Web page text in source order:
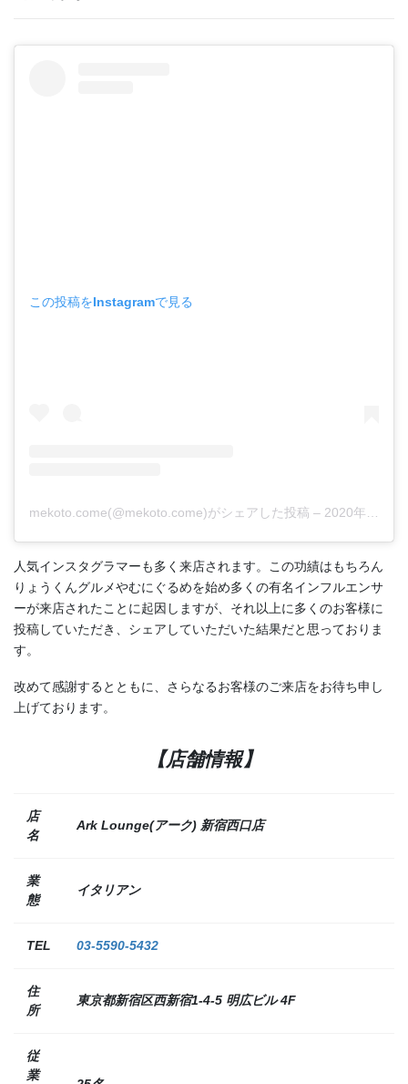
この投稿をInstagramで見る
mekoto.come(@mekoto.come)がシェアした投稿 – 2020年 1月月1日午後4時32分PST
人気インスタグラマーも多く来店されます。この功績はもちろん
りょうくんグルメやむにぐるめを始め多くの有名インフルエンサ
ーが来店されたことに起因しますが、それ以上に多くのお客様に
投稿していただき、シェアしていただいた結果だと思っておりま
す。
改めて感謝するとともに、さらなるお客様のご来店をお待ち申し
上げております。
【店舗情報】
店
名
Ark Lounge(アーク) 新宿西口店
業
態
イタリアン
TEL 03-5590-5432
住
所
東京都新宿区西新宿1-4-5 明広ビル 4F
従
業